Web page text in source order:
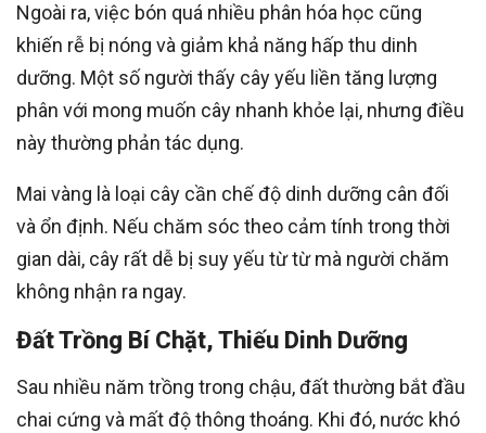
Ngoài ra, việc bón quá nhiều phân hóa học cũng
khiến rễ bị nóng và giảm khả năng hấp thu dinh
dưỡng. Một số người thấy cây yếu liền tăng lượng
phân với mong muốn cây nhanh khỏe lại, nhưng điều
này thường phản tác dụng.
Mai vàng là loại cây cần chế độ dinh dưỡng cân đối
và ổn định. Nếu chăm sóc theo cảm tính trong thời
gian dài, cây rất dễ bị suy yếu từ từ mà người chăm
không nhận ra ngay.
Đất Trồng Bí Chặt, Thiếu Dinh Dưỡng
Sau nhiều năm trồng trong chậu, đất thường bắt đầu
chai cứng và mất độ thông thoáng. Khi đó, nước khó